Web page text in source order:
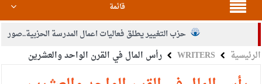
قائمة
حزب التغيير يطلق فعاليات اعمال المدرسة الحزبية..صور
الجيش يفتح باب التجنيد لحملة البكالوريوس في الحقوق والقانون
بيان اجتماع عمّان:دعم الوصاية الهاشمية التاريخية على المقدسات
الرئيسية WRITERS رأس المال في القرن الواحد والعشرين